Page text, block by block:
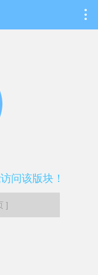
问该版块！
]